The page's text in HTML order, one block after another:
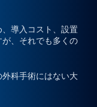
導入コスト、設置
、それでも多くの
科手術にはない大